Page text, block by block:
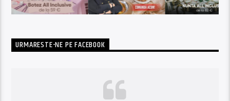
URMARESTE-NE PE FACEBOOK